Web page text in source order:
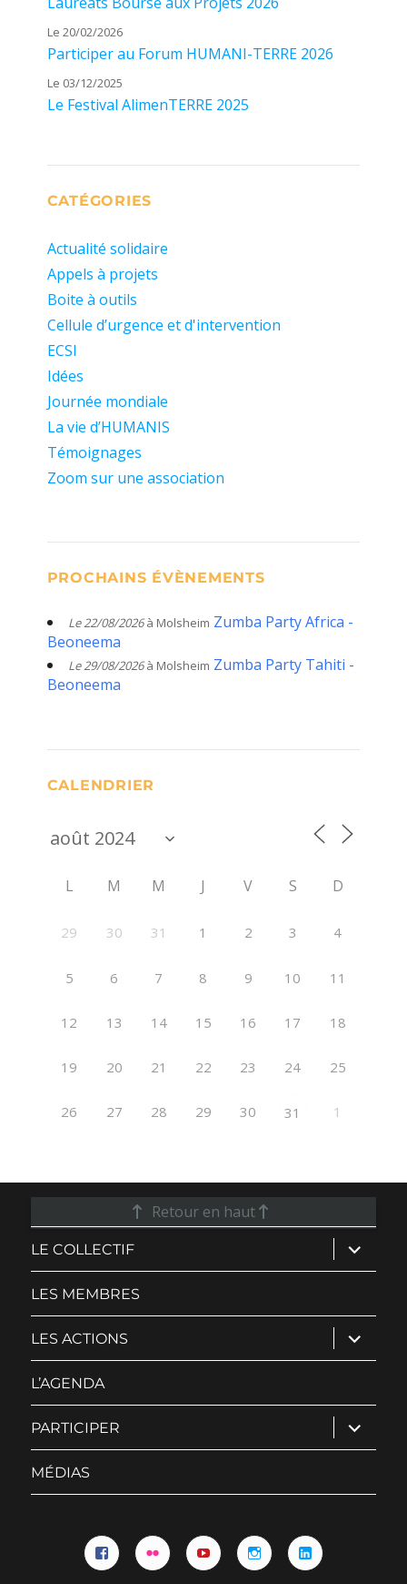
Le 20/02/2026
Participer au Forum HUMANI-TERRE 2026
Le 03/12/2025
Le Festival AlimenTERRE 2025
CATÉGORIES
Actualité solidaire
Appels à projets
Boite à outils
Cellule d’urgence et d'intervention
ECSI
Idées
Journée mondiale
La vie d’HUMANIS
Témoignages
Zoom sur une association
PROCHAINS ÉVÈNEMENTS
Le 22/08/2026à Molsheim Zumba Party Africa -
Beoneema
Le 29/08/2026à Molsheim Zumba Party Tahiti -
Beoneema
CALENDRIER
L M M J V S D
29 30 31 1 2 3 4
5 6 7 8 9 10 11
12 13 14 15 16 17 18
19 20 21 22 23 24 25
26 27 28 29 30 31 1
Retour en haut
LE COLLECTIF ouvrir
le
sous-
LES MEMBRES
LES ACTIONS ouvrir
le
sous-
L’AGENDA
PARTICIPER ouvrir
le
sous-
MÉDIAS